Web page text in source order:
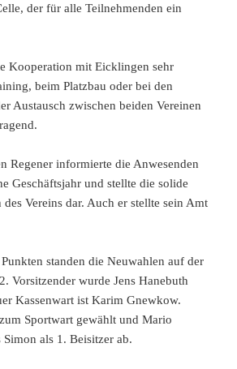
der für alle Teilnehmenden ein
Kooperation mit Eicklingen sehr
beim Platzbau oder bei den
Austausch zwischen beiden Vereinen
Regener informierte die Anwesenden
Geschäftsjahr und stellte die solide
Vereins dar. Auch er stellte sein Amt
standen die Neuwahlen auf der
Vorsitzender wurde Jens Hanebuth
Kassenwart ist Karim Gnewkow.
Sportwart gewählt und Mario
als 1. Beisitzer ab.